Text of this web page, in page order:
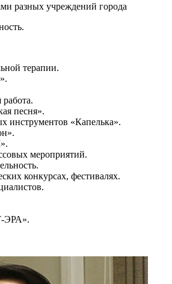
разных учреждений города
терапии.
песня».
инструментов «Капелька».
мероприятий.
конкурсах, фестивалях.
ЭРА».